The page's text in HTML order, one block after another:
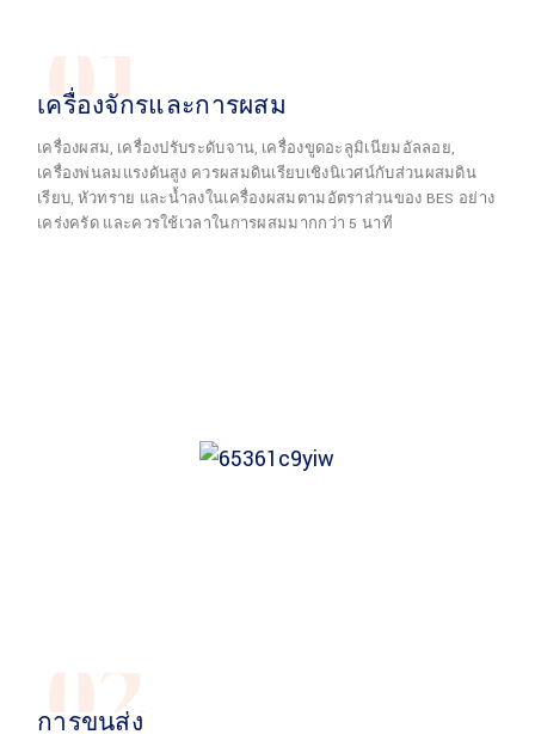
01
เครื่องจักรและการผสม
เครื่องผสม, เครื่องปรับระดับจาน, เครื่องขูดอะลูมิเนียมอัลลอย,
เครื่องพ่นลมแรงดันสูง ควรผสมดินเรียบเชิงนิเวศน์กับส่วนผสมดิน
เรียบ, หัวทราย และน้ำลงในเครื่องผสมตามอัตราส่วนของ BES อย่าง
เคร่งครัด และควรใช้เวลาในการผสมมากกว่า 5 นาที
02
การขนส่ง